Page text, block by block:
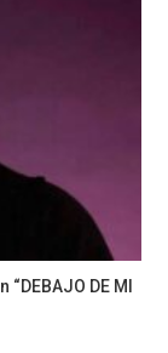
DE MI